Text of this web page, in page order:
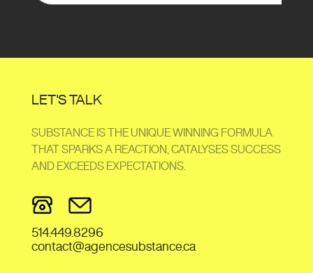
LET'S TALK
SUBSTANCE IS THE UNIQUE WINNING FORMULA
THAT SPARKS A REACTION, CATALYSES SUCCESS
AND EXCEEDS EXPECTATIONS.
514.449.8296
contact@agencesubstance.ca